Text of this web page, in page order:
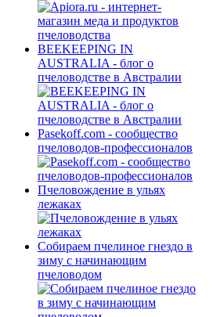
BEEKEEPING IN
AUSTRALIA - блог о
пчеловодстве в Австралии
Pasekoff.com - сообщество
пчеловодов-профессионалов
Пчеловождение в ульях
лежаках
Собираем пчелиное гнездо в
зиму с начинающим
пчеловодом